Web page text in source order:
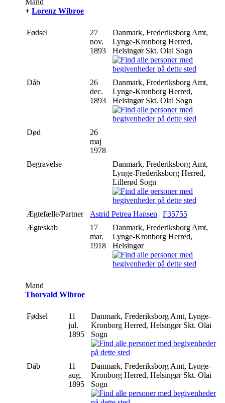
+ Lorenz Wibroe
Fødsel
27
nov.
1893
Danmark, Frederiksborg Amt,
Lynge-Kronborg Herred,
Helsingør Skt. Olai Sogn
Dåb
26
dec.
1893
Danmark, Frederiksborg Amt,
Lynge-Kronborg Herred,
Helsingør Skt. Olai Sogn
Død
26
maj
1978
Begravelse
Danmark, Frederiksborg Amt,
Lynge-Frederiksborg Herred,
Lillerød Sogn
Ægtefælle/Partner Astrid Petrea Hansen | F35755
Ægteskab
17
mar.
1918
Danmark, Frederiksborg Amt,
Lynge-Kronborg Herred,
Helsingør
Mand
Thorvald Wibroe
Fødsel
11
jul.
1895
Danmark, Frederiksborg Amt, Lynge-
Kronborg Herred, Helsingør Skt. Olai
Sogn
Dåb
11
aug.
1895
Danmark, Frederiksborg Amt, Lynge-
Kronborg Herred, Helsingør Skt. Olai
Sogn